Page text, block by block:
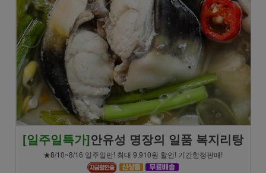
[일주일특가]안유성 명장의 일품 복지리탕
★8/10~8/16 일주일만! 최대 9,910원 할인! 기간한정판매!